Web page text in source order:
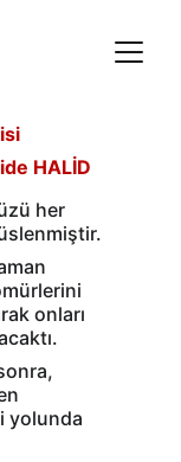
HALİD
her
onları
yolunda